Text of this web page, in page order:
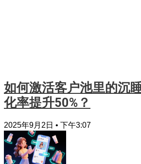
如何激活客户池里的沉
化率提升50%？
2025年9月2日 下午3:07